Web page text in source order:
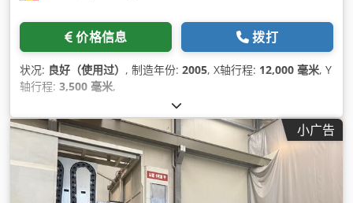
价格信息 拨打
状况: 良好（使用过） , 制造年份: 2005, X轴行程: 12,000 毫米, Y
轴行程: 3,500 毫米,
小广告